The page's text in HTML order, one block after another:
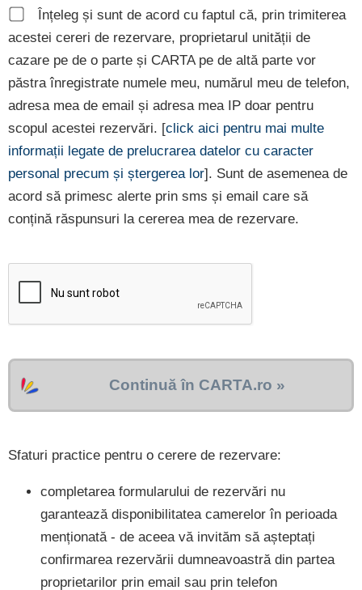
Înțeleg și sunt de acord cu faptul că, prin trimiterea
acestei cereri de rezervare, proprietarul unității de
cazare pe de o parte și CARTA pe de altă parte vor
păstra înregistrate numele meu, numărul meu de telefon,
adresa mea de email și adresa mea IP doar pentru
scopul acestei rezervări. [click aici pentru mai multe
informații legate de prelucrarea datelor cu caracter
personal precum și ștergerea lor]. Sunt de asemenea de
acord să primesc alerte prin sms și email care să
conțină răspunsuri la cererea mea de rezervare.
Continuă în CARTA.ro »
Sfaturi practice pentru o cerere de rezervare:
completarea formularului de rezervări nu
garantează disponibilitatea camerelor în perioada
menționată - de aceea vă invităm să așteptați
confirmarea rezervării dumneavoastră din partea
proprietarilor prin email sau prin telefon